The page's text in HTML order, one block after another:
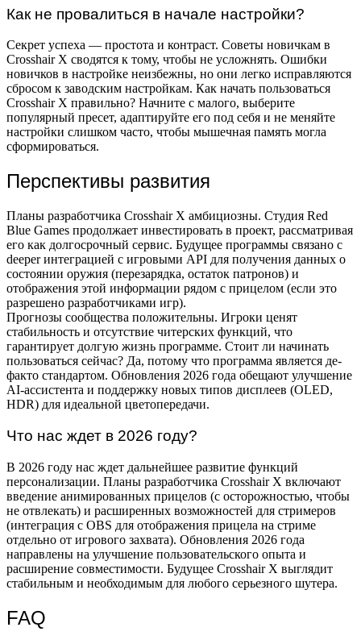
Как не провалиться в начале настройки?
Секрет успеха — простота и контраст. Советы новичкам в
Crosshair X сводятся к тому, чтобы не усложнять. Ошибки
новичков в настройке неизбежны, но они легко исправляются
сбросом к заводским настройкам. Как начать пользоваться
Crosshair X правильно? Начните с малого, выберите
популярный пресет, адаптируйте его под себя и не меняйте
настройки слишком часто, чтобы мышечная память могла
сформироваться.
Перспективы развития
Планы разработчика Crosshair X амбициозны. Студия Red
Blue Games продолжает инвестировать в проект, рассматривая
его как долгосрочный сервис. Будущее программы связано с
deeper интеграцией с игровыми API для получения данных о
состоянии оружия (перезарядка, остаток патронов) и
отображения этой информации рядом с прицелом (если это
разрешено разработчиками игр).
Прогнозы сообщества положительны. Игроки ценят
стабильность и отсутствие читерских функций, что
гарантирует долгую жизнь программе. Стоит ли начинать
пользоваться сейчас? Да, потому что программа является де-
факто стандартом. Обновления 2026 года обещают улучшение
AI-ассистента и поддержку новых типов дисплеев (OLED,
HDR) для идеальной цветопередачи.
Что нас ждет в 2026 году?
В 2026 году нас ждет дальнейшее развитие функций
персонализации. Планы разработчика Crosshair X включают
введение анимированных прицелов (с осторожностью, чтобы
не отвлекать) и расширенных возможностей для стримеров
(интеграция с OBS для отображения прицела на стриме
отдельно от игрового захвата). Обновления 2026 года
направлены на улучшение пользовательского опыта и
расширение совместимости. Будущее Crosshair X выглядит
стабильным и необходимым для любого серьезного шутера.
FAQ